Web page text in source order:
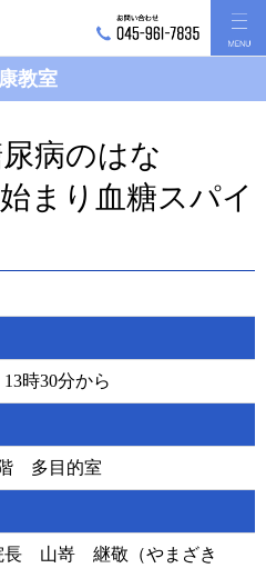
教室
病のはな
まり血糖スパイ
時30分から
多目的室
長 山嵜 継敬（やまざき